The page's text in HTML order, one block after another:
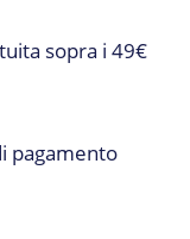
sopra i 49€
pagamento